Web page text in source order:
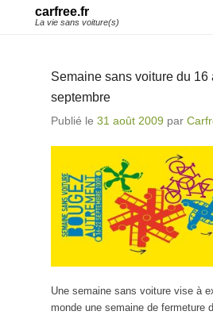
carfree.fr
La vie sans voiture(s)
Semaine sans voiture du 16
septembre
Publié le 31 août 2009 par
Une semaine sans voiture vise à
monde une semaine de fermeture